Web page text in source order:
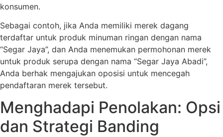
konsumen.
Sebagai contoh, jika Anda memiliki merek dagang
terdaftar untuk produk minuman ringan dengan nama
“Segar Jaya”, dan Anda menemukan permohonan merek
untuk produk serupa dengan nama “Segar Jaya Abadi”,
Anda berhak mengajukan oposisi untuk mencegah
pendaftaran merek tersebut.
Menghadapi Penolakan: Opsi
dan Strategi Banding